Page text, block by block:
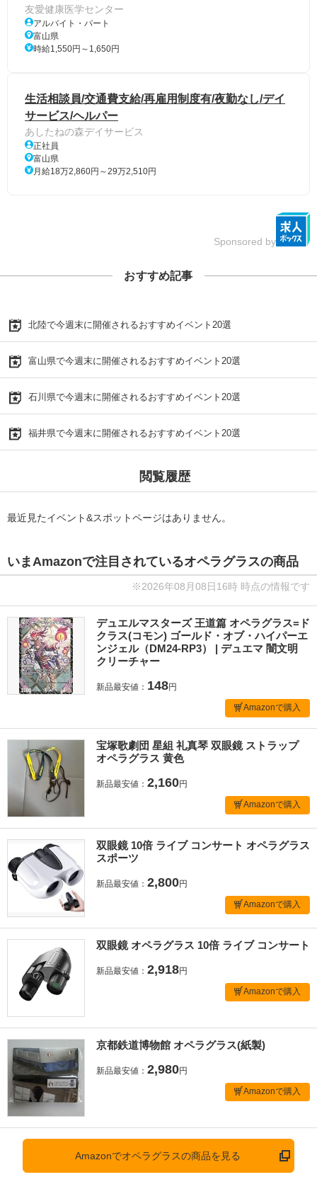
友愛健康医学センター
アルバイト・パート
富山県
時給1,550円～1,650円
生活相談員/交通費支給/再雇用制度有/夜勤なし/デイ
サービス/ヘルパー
あしたねの森デイサービス
正社員
富山県
月給18万2,860円～29万2,510円
Sponsored by
おすすめ記事
北陸で今週末に開催されるおすすめイベント20選
富山県で今週末に開催されるおすすめイベント20選
石川県で今週末に開催されるおすすめイベント20選
福井県で今週末に開催されるおすすめイベント20選
閲覧履歴
最近見たイベント&スポットページはありません。
いまAmazonで注目されているオペラグラスの商品
※2026年08月08日16時 時点の情報です
デュエルマスターズ 王道篇 オペラグラス=ド
クラス(コモン) ゴールド・オブ・ハイパーエ
ンジェル（DM24-RP3） | デュエマ 闇文明
クリーチャー
新品最安値： 148円
Amazonで購入
宝塚歌劇団 星組 礼真琴 双眼鏡 ストラップ
オペラグラス 黄色
新品最安値： 2,160円
Amazonで購入
双眼鏡 10倍 ライブ コンサート オペラグラス
スポーツ
新品最安値： 2,800円
Amazonで購入
双眼鏡 オペラグラス 10倍 ライブ コンサート
新品最安値： 2,918円
Amazonで購入
京都鉄道博物館 オペラグラス(紙製)
新品最安値： 2,980円
Amazonで購入
Amazonでオペラグラスの商品を見る